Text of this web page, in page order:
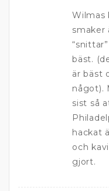
Wilmas
smaker
bäst.
är bäst
något).
sist så
hackat
och
gjort.